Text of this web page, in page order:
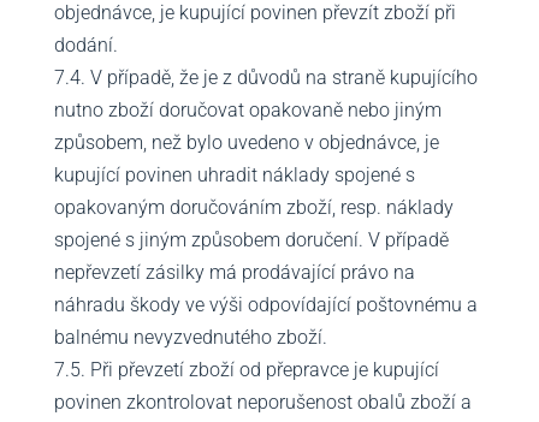
objednávce, je kupující povinen převzít zboží při
dodání.
7.4. V případě, že je z důvodů na straně kupujícího
nutno zboží doručovat opakovaně nebo jiným
způsobem, než bylo uvedeno v objednávce, je
kupující povinen uhradit náklady spojené s
opakovaným doručováním zboží, resp. náklady
spojené s jiným způsobem doručení. V případě
nepřevzetí zásilky má prodávající právo na
náhradu škody ve výši odpovídající poštovnému a
balnému nevyzvednutého zboží.
7.5. Při převzetí zboží od přepravce je kupující
povinen zkontrolovat neporušenost obalů zboží a